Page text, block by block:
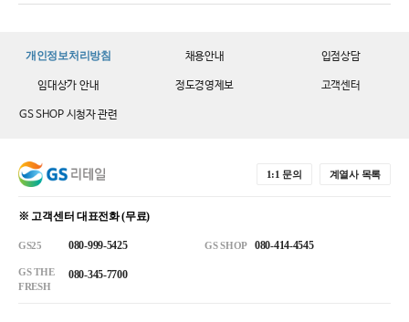
개인정보처리방침 채용안내 입점상담
임대상가 안내 정도경영제보 고객센터
GS SHOP 시청자 관련
1:1 문의 계열사 목록
※ 고객센터 대표전화 (무료)
GS25 080-999-5425 GS SHOP 080-414-4545
GS THE
FRESH
080-345-7700